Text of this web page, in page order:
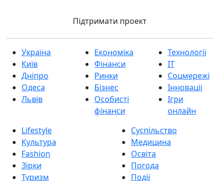
Підтримати проект
Україна
Київ
Дніпро
Одеса
Львів
Економіка
Фінанси
Ринки
Бізнес
Особисті
фінанси
Технології
IT
Соцмережі
Інновації
Ігри
онлайн
Lifestyle
Культура
Fashion
Зірки
Туризм
Суспільство
Медицина
Освіта
Погода
Події